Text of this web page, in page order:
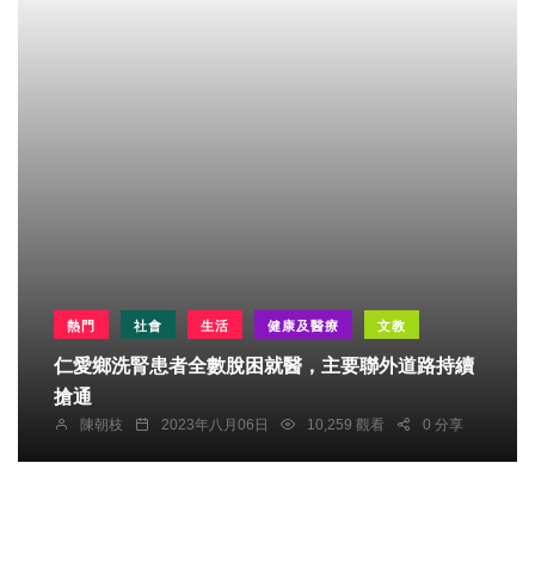
熱門 社會 生活 健康及醫療 文教
仁愛鄉洗腎患者全數脫困就醫，主要聯外道路持續
搶通
陳朝枝 2023年八月06日 10,259 觀看 0 分享